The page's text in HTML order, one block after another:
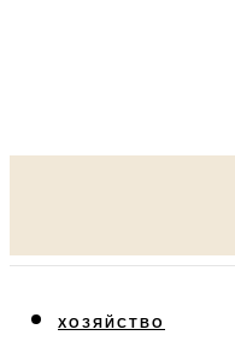
ХОЗЯЙСТВО